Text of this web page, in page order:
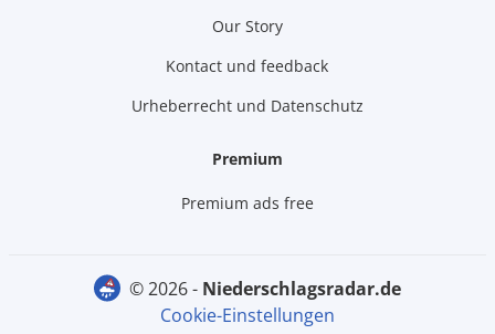
Our Story
Kontact und feedback
Urheberrecht und Datenschutz
Premium
Premium ads free
© 2026 -
niederschlagsradar.de
Cookie-Einstellungen